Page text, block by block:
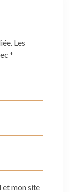
Les
*
et mon site